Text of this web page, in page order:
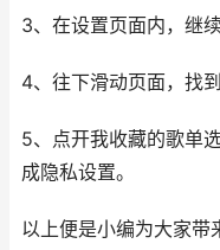
3、在设置页面内，继
4、往下滑动页面，找
5、点开我收藏的歌单
成隐私设置。
以上便是小编为大家带